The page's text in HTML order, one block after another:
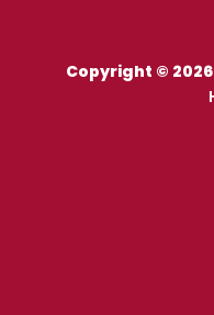
Copyright ©